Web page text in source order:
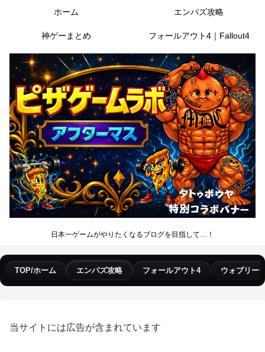
日本一ゲームがやりたくなるブログを目指して…！
ホーム エンパズ攻略
神ゲーまとめ フォールアウト4｜Fallout4
TOP/ホーム エンパズ攻略 フォールアウト4 ウォブリー
当サイトには広告が含まれています